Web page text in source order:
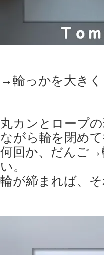
→輪っかを大き
丸カンとロープ
ながら輪を閉め
何回か、だんご→
い。
輪が締まれば、